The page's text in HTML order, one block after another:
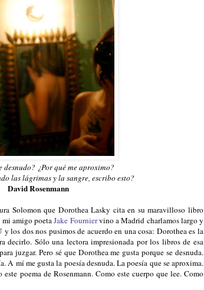
desnudo? ¿Por qué me aproximo?
las lágrimas y la sangre, escribo esto?
David Rosenmann
Solomon que Dorothea Lasky cita en su maravilloso libro
mi amigo poetaJake Fourniervino a Madrid charlamos largo y
los dos nos pusimos de acuerdo en una cosa: Dorothea es la
decirlo. Sólo una lectora impresionada por los libros de esa
juzgar. Pero sé que Dorothea me gusta porque se desnuda.
A mí me gusta la poesía desnuda. La poesía que se aproxima.
poema de Rosenmann. Como este cuerpo que lee. Como